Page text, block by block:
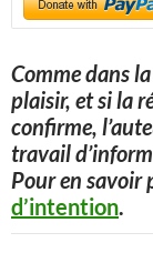
Comme dans
plaisir, et si la
confirme,
travail
Pour en savoir
d’intention.